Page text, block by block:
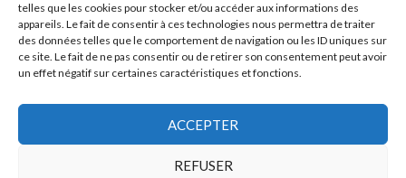
telles que les cookies pour stocker et/ou accéder aux informations des
appareils. Le fait de consentir à ces technologies nous permettra de traiter
des données telles que le comportement de navigation ou les ID uniques sur
ce site. Le fait de ne pas consentir ou de retirer son consentement peut avoir
un effet négatif sur certaines caractéristiques et fonctions.
ACCEPTER
REFUSER
CRÉDITS
Avec le soutien de la Ville de Carouge